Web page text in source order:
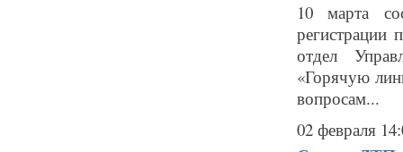
10 марта
регистрации
отдел
«Горячую
вопросам...
02 февраля